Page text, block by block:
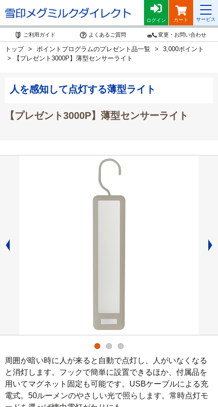
ログイン カート サービス
ご利用ガイド よくあるご質問 変更・お問い合わせ
トップ ポイントプログラムのプレゼント品一覧
3,000ポイント
【プレゼント3000P】薄型センサーライト
人を感知して点灯する薄型ライト
【プレゼント3000P】薄型センサーライト
周囲が暗い時に人が来ると自動で点灯し、人がいなくなる
と消灯します。フックで簡単に設置できるほか、付属品を
用いてマグネット固定も可能です。USBケーブルによる充
電式。50ルーメンのやさしい光で照らします。常時点灯モ